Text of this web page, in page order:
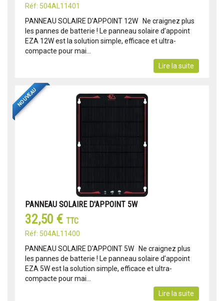
Réf: 504AL11401
PANNEAU SOLAIRE D'APPOINT 12W Ne craignez plus
les pannes de batterie ! Le panneau solaire d’appoint
EZA 12W est la solution simple, efficace et ultra-
compacte pour mai...
Lire la suite
NOUVEAU
PANNEAU SOLAIRE D'APPOINT 5W
32,50 € TTC
Réf: 504AL11400
PANNEAU SOLAIRE D'APPOINT 5W Ne craignez plus
les pannes de batterie ! Le panneau solaire d’appoint
EZA 5W est la solution simple, efficace et ultra-
compacte pour mai...
Lire la suite